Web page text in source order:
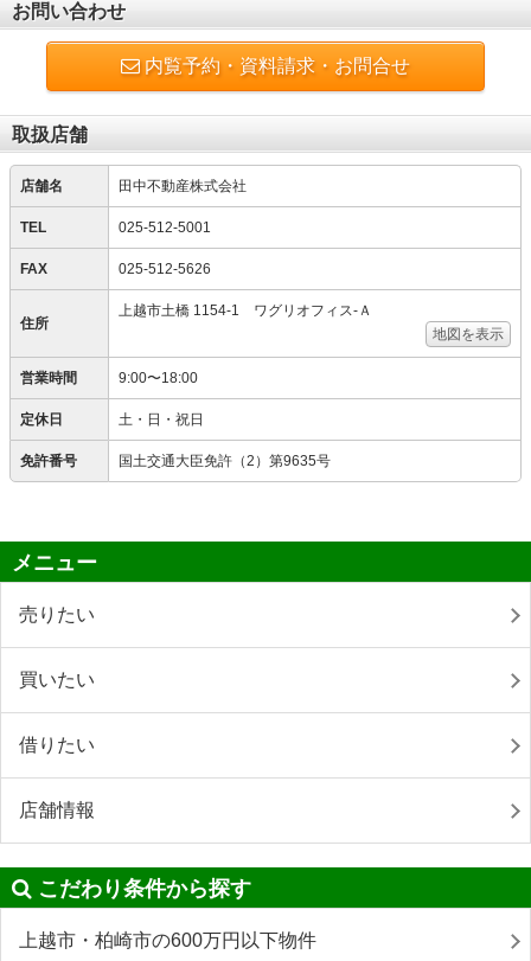
お問い合わせ
内覧予約・資料請求・お問合せ
取扱店舗
店舗名 田中不動産株式会社
TEL 025-512-5001
FAX 025-512-5626
住所
上越市土橋 1154-1 ワグリオフィス‐Ａ
地図を表示
営業時間 9:00〜18:00
定休日 土・日・祝日
免許番号 国土交通大臣免許（2）第9635号
メニュー
売りたい
買いたい
借りたい
店舗情報
こだわり条件から探す
上越市・柏崎市の600万円以下物件